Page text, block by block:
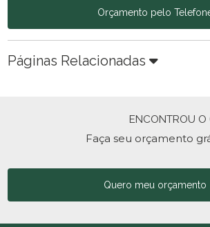
Orçamento pelo
Páginas Relacionadas
ENCONTROU O
Faça seu orçamento
Quero meu orçamento